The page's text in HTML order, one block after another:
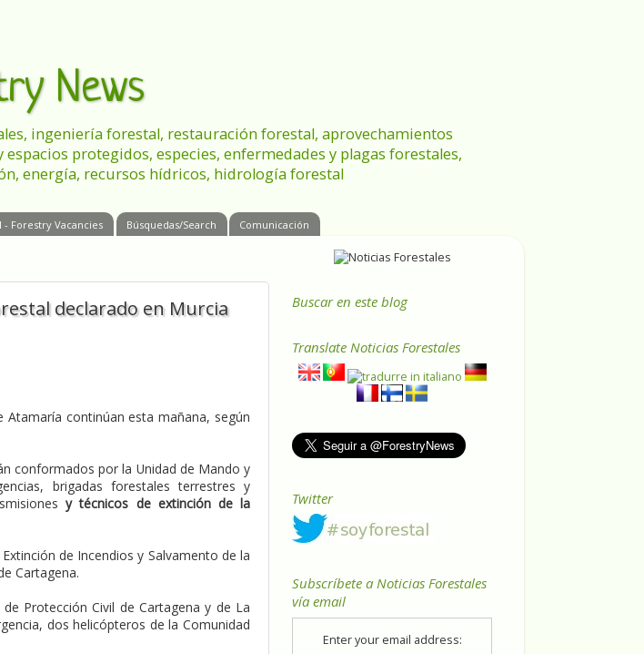
News
ingeniería forestal, restauración forestal, aprovechamientos
protegidos, especies, enfermedades y plagas forestales,
energía, recursos hídricos, hidrología forestal
- Forestry Vacancies Búsquedas/Search Comunicación
declarado en Murcia
continúan esta mañana, según
conformados por la Unidad de Mando y
brigadas forestales terrestres y
y técnicos de extinción de la
de Incendios y Salvamento de la
Cartagena.
Protección Civil de Cartagena y de La
dos helicópteros de la Comunidad
Buscar en este blog
Translate Noticias Forestales
Twitter
Subscríbete a Noticias Forestales
vía email
Enter your email address: